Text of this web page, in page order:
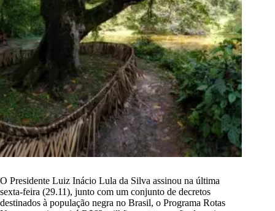
O Presidente Luiz Inácio Lula da Silva assinou na última
sexta-feira (29.11), junto com um conjunto de decretos
destinados à população negra no Brasil, o Programa Rotas